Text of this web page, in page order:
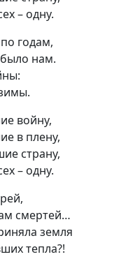
– одну.
годам,
нам.
войну,
в плену,
страну,
– одну.
смертей…
земля
тепла?!